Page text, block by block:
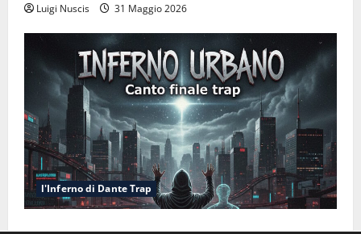
Luigi Nuscis 31 Maggio 2026
l'Inferno di Dante Trap